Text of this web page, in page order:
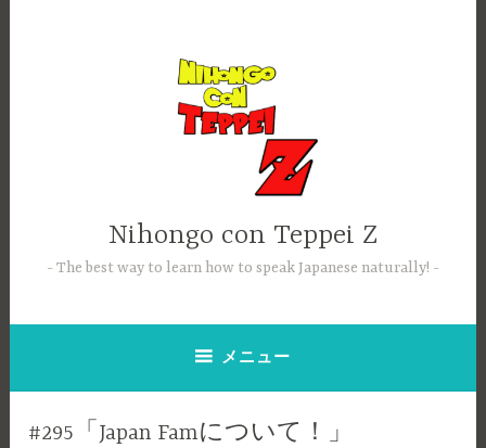
Nihongo con Teppei Z
The best way to learn how to speak Japanese naturally!
メニュー
#295「Japan Famについて！」